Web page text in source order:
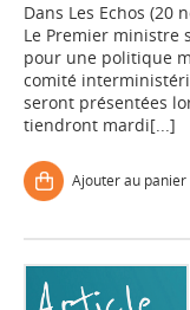
Dans Les Echos (20
Le Premier ministre
pour une politique
comité
seront présentées
tiendront mardi[...]
Ajouter au panier